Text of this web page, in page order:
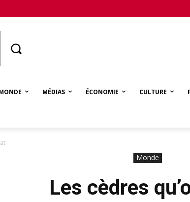
MÉDIAS ÉCONOMIE CULTURE
Monde
Les cèdres